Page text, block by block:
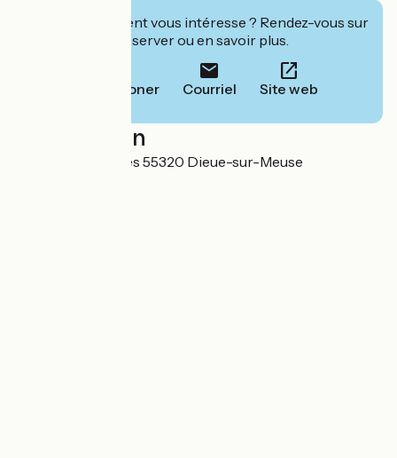
Cet établissement vous intéresse ? Rendez-vous sur
leur site pour réserver ou en savoir plus.
Téléphoner Courriel Site web
Localisation
14 Rue des Tuileries 55320 Dieue-sur-Meuse